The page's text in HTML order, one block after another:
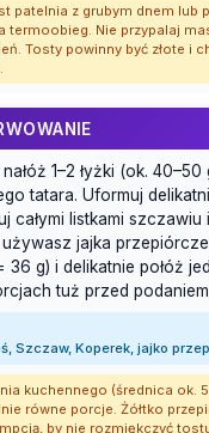
patelnia z grubym dnem lub
termoobieg. Nie przypalaj
Tosty powinny być złote i
1–2 łyżki (ok. 40–50
tatara. Uformuj
całymi listkami szczawiu
jajka
36 g) i delikatnie połóż
tuż przed
Szczaw, Koperek, jajko
kuchennego (średnica ok.
równe porcje. Żółtko
by nie rozmiękczyć